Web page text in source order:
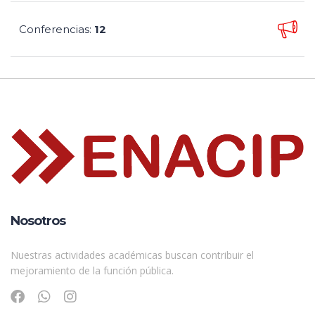
Conferencias: 12
Nosotros
Nuestras actividades académicas buscan contribuir el
mejoramiento de la función pública.